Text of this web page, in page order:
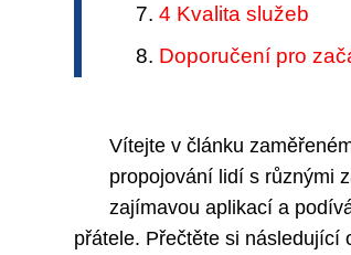
4 Kvalita služeb
Doporučení pro
Vítejte v článku
propojování lidí s různými
zajímavou aplikací a
přátele. Přečtěte si následující